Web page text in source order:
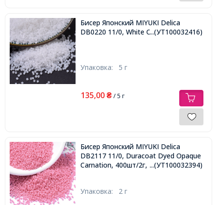
Бисер Японский MIYUKI Delica
DB0220 11/0, White Opal, 1000шт/5г,
...(УТ100032416)
Упаковка: 5 г
135,00 ₴/ 5 г
Бисер Японский MIYUKI Delica
DB2117 11/0, Duracoat Dyed Opaque
Carnation, 400шт/2г, ...(УТ100032394)
Упаковка: 2 г